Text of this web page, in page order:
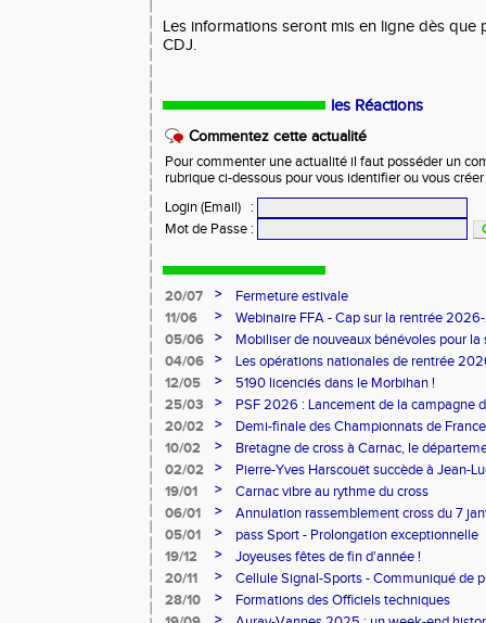
Les informations seront mis en ligne dès que
CDJ.
les Réactions
Commentez cette actualité
Pour commenter une actualité il faut posséder un
rubrique ci-dessous pour vous identifier ou vous
Login (Email)
:
Mot de Passe :
20/07 >
Fermeture estivale
11/06
>
Webinaire FFA - Cap sur la rentrée
05/06
>
Mobiliser de nouveaux bénévoles pour
04/06
>
Les opérations nationales de rentrée
12/05
>
5190 licenciés dans le Morbihan !
25/03
>
PSF 2026 : Lancement de la campagne
20/02
>
Demi-finale des Championnats de
10/02
>
Bretagne de cross à Carnac, le
l'honneur
02/02 >
Pierre-Yves Harscouët succède à Jean-
comité du Morbihan
19/01 >
Carnac vibre au rythme du cross
06/01
>
Annulation rassemblement cross du 7
05/01
>
pass Sport - Prolongation exceptionnelle
19/12
>
Joyeuses fêtes de fin d'année !
20/11
>
Cellule Signal-Sports - Communiqué de
Sports
28/10 >
Formations des Officiels techniques